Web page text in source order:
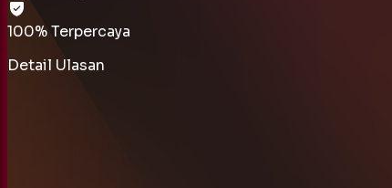
100% Terpercaya
Detail Ulasan